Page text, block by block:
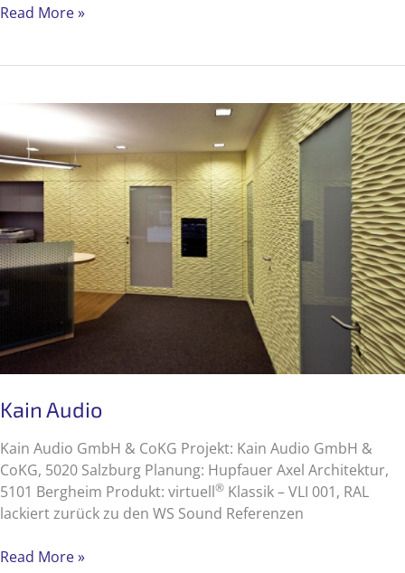
Modehaus
Read More »
Kain Audio
Kain Audio GmbH & CoKG Projekt: Kain Audio GmbH &
CoKG, 5020 Salzburg Planung: Hupfauer Axel Architektur,
5101 Bergheim Produkt: virtuell® Klassik – VLI 001, RAL
lackiert zurück zu den WS Sound Referenzen
Kain
Read More »